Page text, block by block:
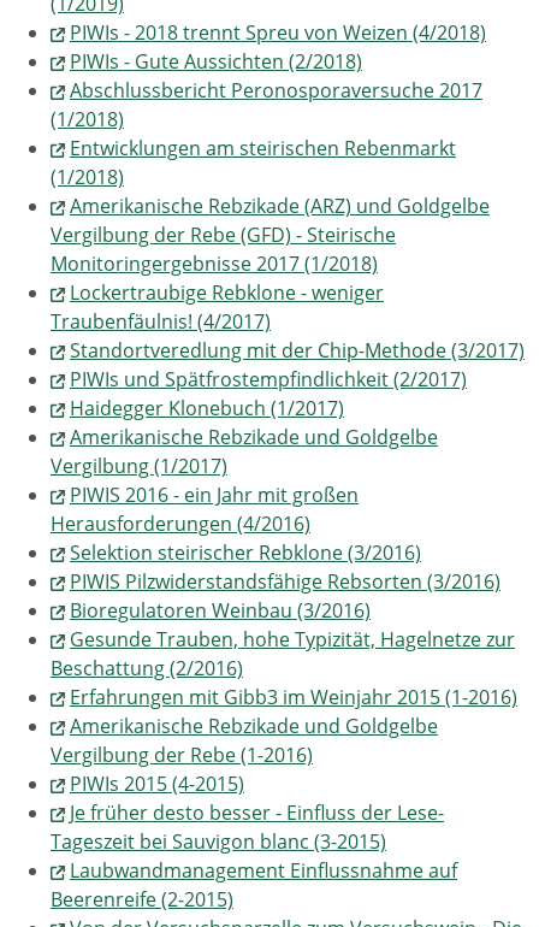
PIWIs - 2018 trennt Spreu von Weizen (4/2018)
PIWIs - Gute Aussichten (2/2018)
Abschlussbericht Peronosporaversuche 2017
(1/2018)
Entwicklungen am steirischen Rebenmarkt
(1/2018)
Amerikanische Rebzikade (ARZ) und Goldgelbe
Vergilbung der Rebe (GFD) - Steirische
Monitoringergebnisse 2017 (1/2018)
Lockertraubige Rebklone - weniger
Traubenfäulnis! (4/2017)
Standortveredlung mit der Chip-Methode (3/2017)
PIWIs und Spätfrostempfindlichkeit (2/2017)
Haidegger Klonebuch (1/2017)
Amerikanische Rebzikade und Goldgelbe
Vergilbung (1/2017)
PIWIS 2016 - ein Jahr mit großen
Herausforderungen (4/2016)
Selektion steirischer Rebklone (3/2016)
PIWIS Pilzwiderstandsfähige Rebsorten (3/2016)
Bioregulatoren Weinbau (3/2016)
Gesunde Trauben, hohe Typizität, Hagelnetze zur
Beschattung (2/2016)
Erfahrungen mit Gibb3 im Weinjahr 2015 (1-2016)
Amerikanische Rebzikade und Goldgelbe
Vergilbung der Rebe (1-2016)
PIWIs 2015 (4-2015)
Je früher desto besser - Einfluss der Lese-
Tageszeit bei Sauvigon blanc (3-2015)
Laubwandmanagement Einflussnahme auf
Beerenreife (2-2015)